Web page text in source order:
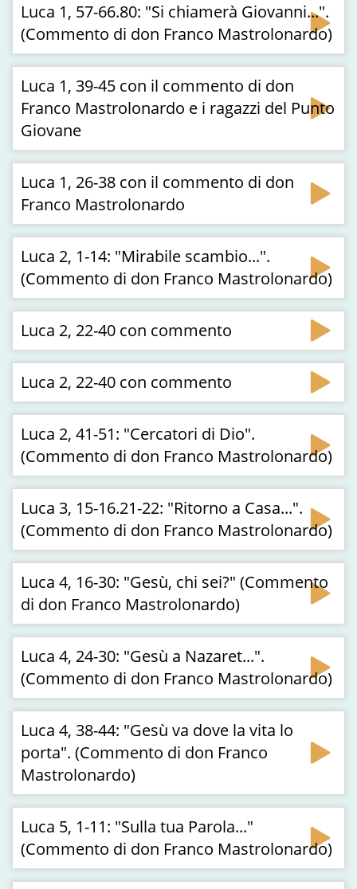
Luca 1, 57-66.80: "Si chiamerà Giovanni...".
(Commento di don Franco Mastrolonardo)
Luca 1, 39-45 con il commento di don
Franco Mastrolonardo e i ragazzi del Punto
Giovane
Luca 1, 26-38 con il commento di don
Franco Mastrolonardo
Luca 2, 1-14: "Mirabile scambio...".
(Commento di don Franco Mastrolonardo)
Luca 2, 22-40 con commento
Luca 2, 22-40 con commento
Luca 2, 41-51: "Cercatori di Dio".
(Commento di don Franco Mastrolonardo)
Luca 3, 15-16.21-22: "Ritorno a Casa...".
(Commento di don Franco Mastrolonardo)
Luca 4, 16-30: "Gesù, chi sei?" (Commento
di don Franco Mastrolonardo)
Luca 4, 24-30: "Gesù a Nazaret...".
(Commento di don Franco Mastrolonardo)
Luca 4, 38-44: "Gesù va dove la vita lo
porta". (Commento di don Franco
Mastrolonardo)
Luca 5, 1-11: "Sulla tua Parola..."
(Commento di don Franco Mastrolonardo)